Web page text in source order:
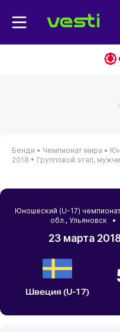
Бенди • Чемпионат мира •
2018 • Групповой этап,
Юношеский (U-17)
обл., Ульяновск •
23 марта
Швеция (U-17)